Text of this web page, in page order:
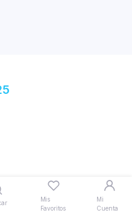
Mis
Favoritos
Mi
Cuenta